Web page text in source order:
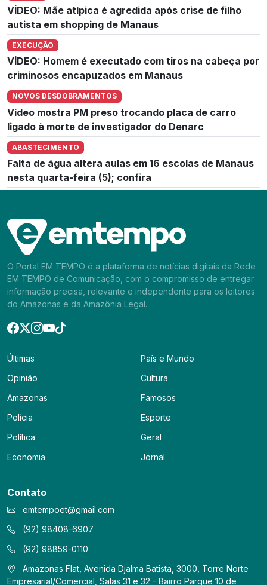
VÍDEO: Mãe atípica é agredida após crise de filho
autista em shopping de Manaus
EXECUÇÃO
VÍDEO: Homem é executado com tiros na cabeça por
criminosos encapuzados em Manaus
NOVOS DESDOBRAMENTOS
Vídeo mostra PM preso trocando placa de carro
ligado à morte de investigador do Denarc
ABASTECIMENTO
Falta de água altera aulas em 16 escolas de Manaus
nesta quarta-feira (5); confira
O Portal EM TEMPO é a plataforma de notícias digitais da Rede
EM TEMPO de Comunicação, com o compromisso de entregar
informação precisa, relevante e independente para os leitores
do Amazonas e da Amazônia Legal.
Últimas
Opinião
Amazonas
Polícia
Política
Economia
País e Mundo
Cultura
Famosos
Esporte
Geral
Jornal
Contato
emtempoet@gmail.com
(92) 98408-6907
(92) 98859-0110
Amazonas Flat, Avenida Djalma Batista, 3000, Torre Norte
Empresarial/Comercial, Salas 31 e 32 - Bairro Parque 10 de